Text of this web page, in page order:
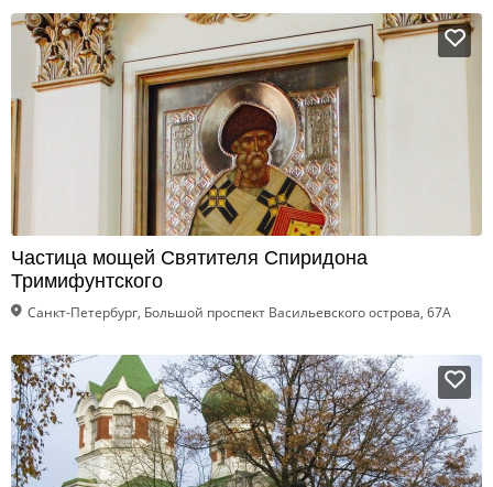
Частица мощей Святителя Спиридона
Тримифунтского
Санкт-Петербург, Большой проспект Васильевского острова, 67А